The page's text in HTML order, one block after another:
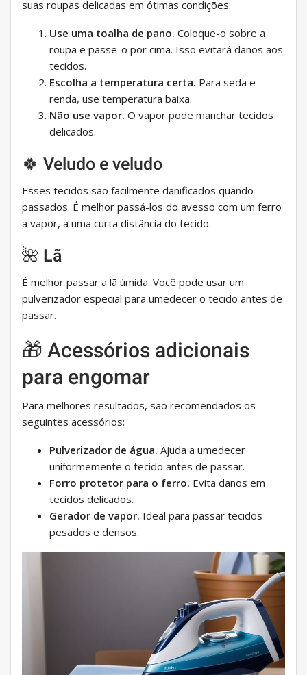
suas roupas delicadas em ótimas condições:
Use uma toalha de pano. Coloque-o sobre a
roupa e passe-o por cima. Isso evitará danos aos
tecidos.
Escolha a temperatura certa. Para seda e
renda, use temperatura baixa.
Não use vapor. O vapor pode manchar tecidos
delicados.
🍀 Veludo e veludo
Esses tecidos são facilmente danificados quando
passados. É melhor passá-los do avesso com um ferro
a vapor, a uma curta distância do tecido.
🌺 Lã
É melhor passar a lã úmida. Você pode usar um
pulverizador especial para umedecer o tecido antes de
passar.
🎁 Acessórios adicionais
para engomar
Para melhores resultados, são recomendados os
seguintes acessórios:
Pulverizador de água. Ajuda a umedecer
uniformemente o tecido antes de passar.
Forro protetor para o ferro. Evita danos em
tecidos delicados.
Gerador de vapor. Ideal para passar tecidos
pesados ​​e densos.